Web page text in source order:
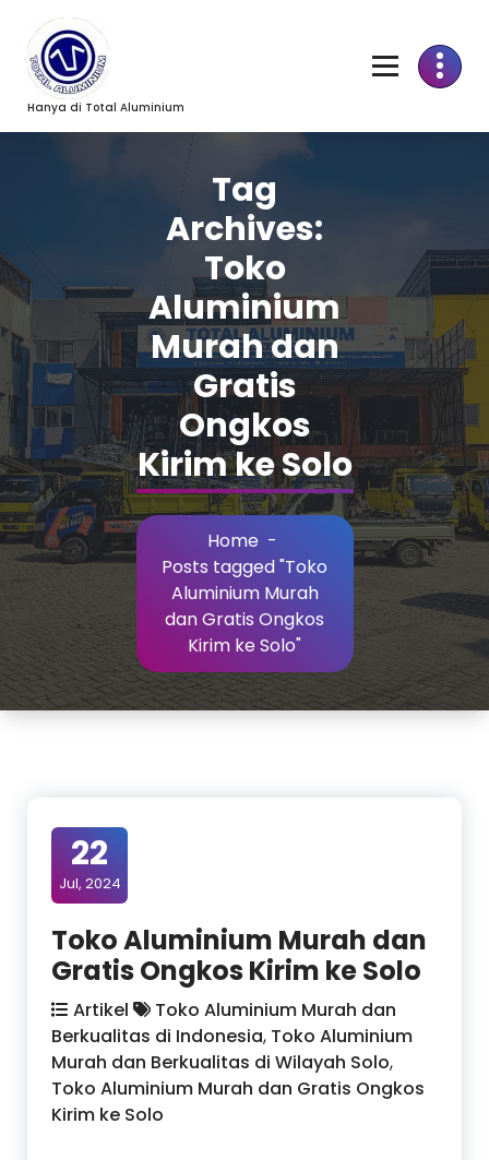
Content
Hanya di Total Aluminium
Tag
Archives:
Toko
Aluminium
Murah dan
Gratis
Ongkos
Kirim ke Solo
Home -
Posts tagged "Toko
Aluminium Murah
dan Gratis Ongkos
Kirim ke Solo"
22
Jul, 2024
Toko Aluminium Murah dan
Gratis Ongkos Kirim ke Solo
Artikel
Toko Aluminium Murah dan
Berkualitas di Indonesia, Toko Aluminium
Murah dan Berkualitas di Wilayah Solo,
Toko Aluminium Murah dan Gratis Ongkos
Kirim ke Solo